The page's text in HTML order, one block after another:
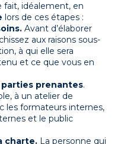
fait, idéalement, en
lors de ces étapes :
Avant d’élaborer
aux raisons sous-
à qui elle sera
et ce que vous en
prenantes.
à un atelier de
les formateurs internes,
et le public
charte. La personne qui